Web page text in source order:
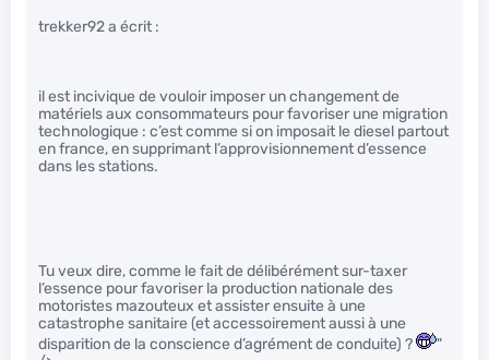
trekker92 a écrit :
il est incivique de vouloir imposer un changement de
matériels aux consommateurs pour favoriser une migration
technologique : c’est comme si on imposait le diesel partout
en france, en supprimant l’approvisionnement d’essence
dans les stations.
Tu veux dire, comme le fait de délibérément sur-taxer
l’essence pour favoriser la production nationale des
motoristes mazouteux et assister ensuite à une
catastrophe sanitaire (et accessoirement aussi à une
disparition de la conscience d’agrément de conduite) ?
"